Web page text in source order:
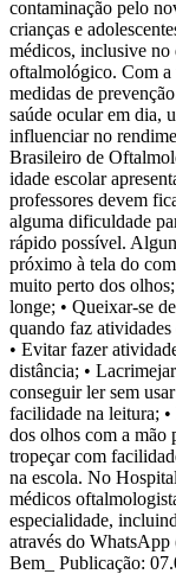
contaminação pelo
crianças e
médicos, inclusive no
oftalmológico. Com a
medidas de
saúde ocular em dia,
influenciar no
Brasileiro de
idade escolar
professores devem
alguma dificuldade
rápido possível.
próximo à tela do
muito perto dos
longe; • Queixar-se
quando faz
• Evitar fazer
distância; •
conseguir ler sem
facilidade na leitura;
dos olhos com a mão
tropeçar com
na escola. No
médicos
especialidade,
através do
Bem_ Publicação: